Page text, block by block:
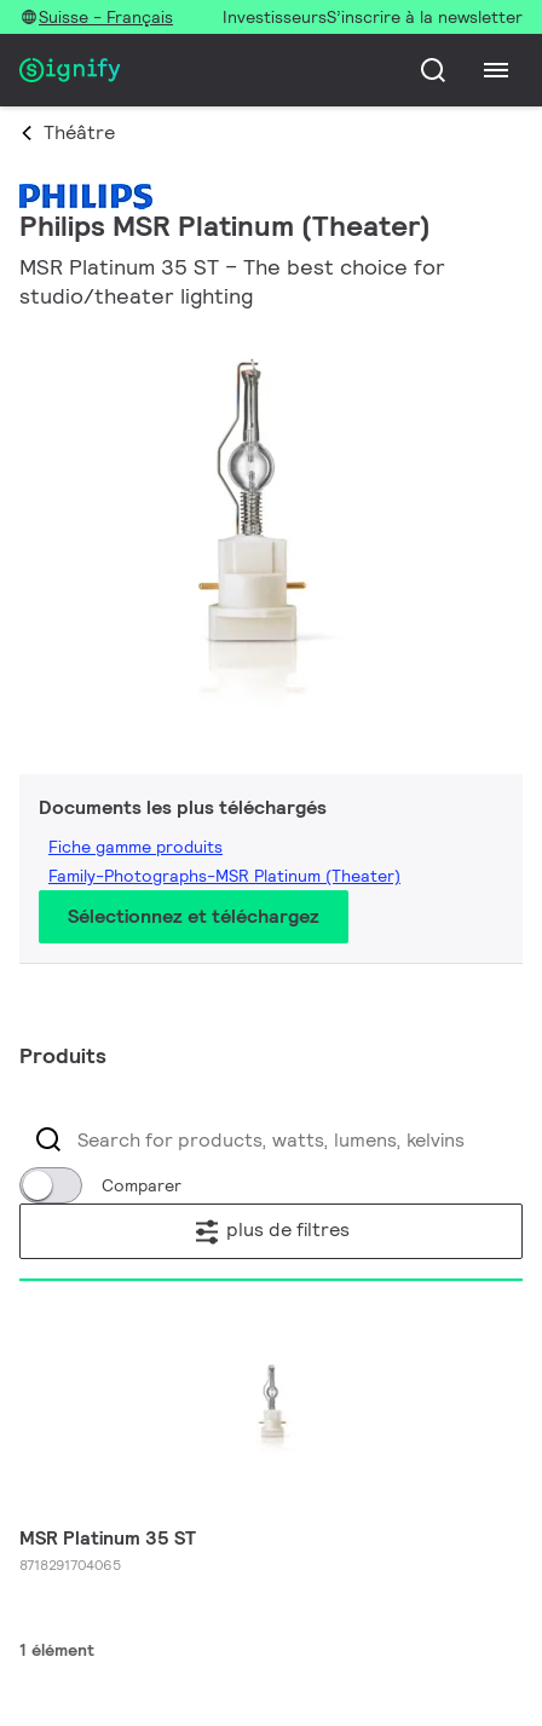
Suisse - Français InvestisseursS’inscrire à la newsletter
Théâtre
Philips MSR Platinum (Theater)
MSR Platinum 35 ST – The best choice for
studio/theater lighting
Documents les plus téléchargés
Fiche gamme produits
Family-Photographs-MSR Platinum (Theater)
Sélectionnez et téléchargez
Produits
Comparer
plus de filtres
MSR Platinum 35 ST
8718291704065
1 élément